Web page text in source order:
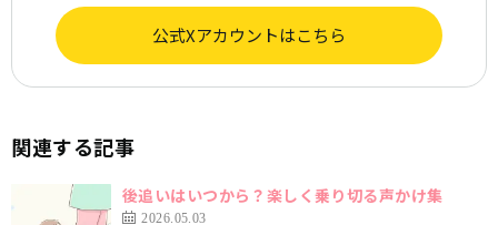
公式Xアカウントはこちら
関連する記事
後追いはいつから？楽しく乗り切る声かけ集
2026.05.03